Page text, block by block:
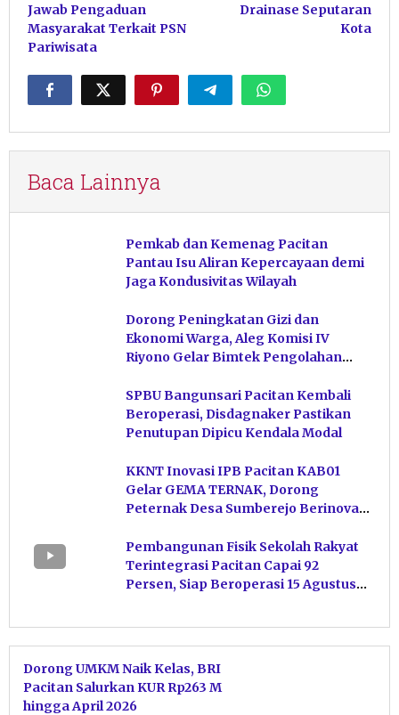
Jawab Pengaduan
Masyarakat Terkait PSN
Pariwisata
Drainase Seputaran
Kota
Baca Lainnya
Pemkab dan Kemenag Pacitan
Pantau Isu Aliran Kepercayaan demi
Jaga Kondusivitas Wilayah
Dorong Peningkatan Gizi dan
Ekonomi Warga, Aleg Komisi IV
Riyono Gelar Bimtek Pengolahan
SPBU Bangunsari Pacitan Kembali
Beroperasi, Disdagnaker Pastikan
Penutupan Dipicu Kendala Modal
KKNT Inovasi IPB Pacitan KAB01
Gelar GEMA TERNAK, Dorong
Peternak Desa Sumberejo Berinovasi
Pembangunan Fisik Sekolah Rakyat
Terintegrasi Pacitan Capai 92
Persen, Siap Beroperasi 15 Agustus
Dorong UMKM Naik Kelas, BRI
Pacitan Salurkan KUR Rp263 M
hingga April 2026